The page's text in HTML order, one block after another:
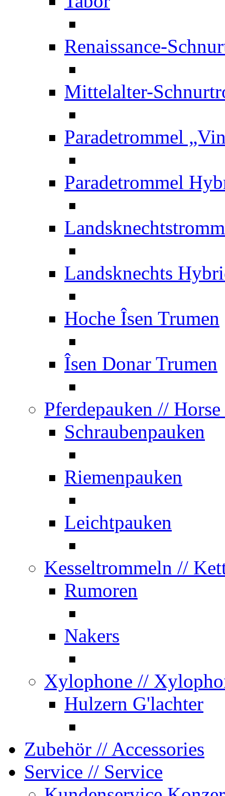
Renaissance-
Mittelalter-
Paradetrommel
Paradetrommel
Landsknechts
Hoche Îsen Trumen
Îsen Donar Trumen
Pferdepauken //
Schraubenpauken
Riemenpauken
Leichtpauken
Kesseltrommeln //
Rumoren
Nakers
Xylophone //
Hulzern G'lachter
Zubehör // Accessories
Service // Service